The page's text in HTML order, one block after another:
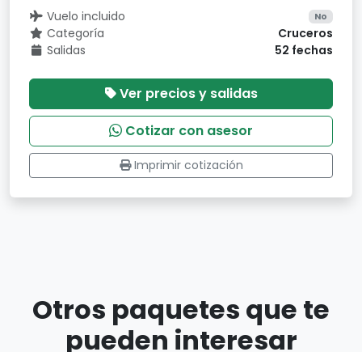
Vuelo incluido No
Categoría
Cruceros
Salidas
52 fechas
Ver precios y salidas
Cotizar con asesor
Imprimir cotización
Otros paquetes que te
pueden interesar